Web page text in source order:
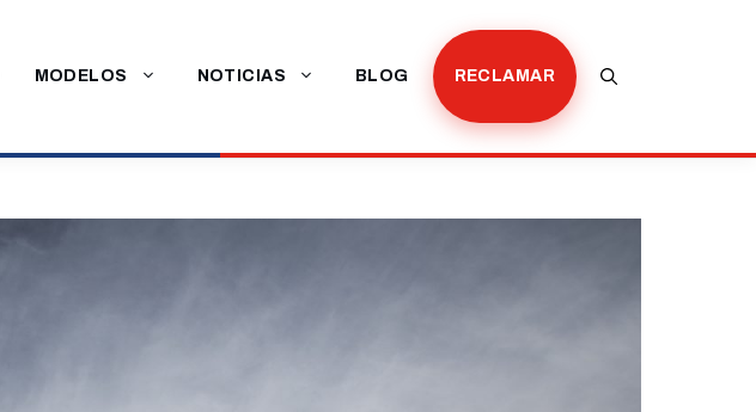
MODELOS NOTICIAS BLOG RECLAMAR